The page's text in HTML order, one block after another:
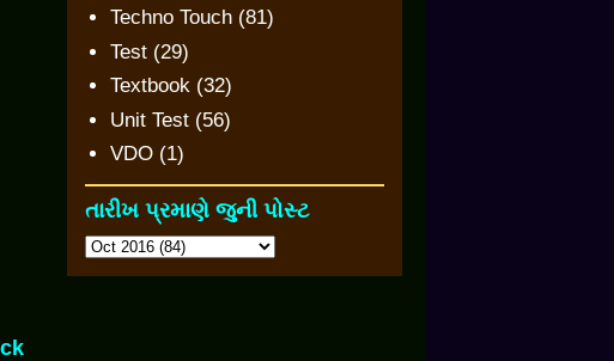
Techno Touch (81)
Test (29)
Textbook (32)
Unit Test (56)
VDO (1)
તારીખ પ્રમાણે જુની પોસ્ટ